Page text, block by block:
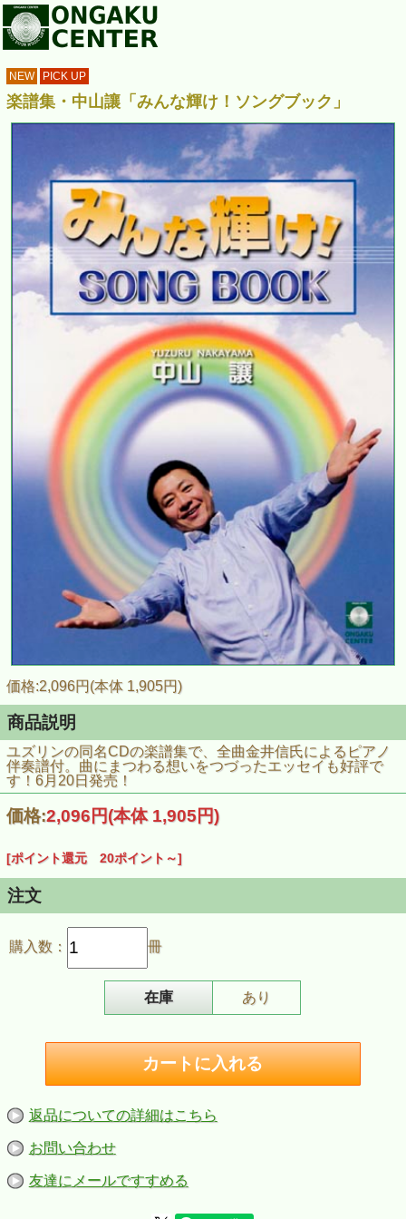
NEW PICK UP
楽譜集・中山讓「みんな輝け！ソングブック」
価格:2,096円(本体 1,905円)
商品説明
ユズリンの同名CDの楽譜集で、全曲金井信氏によるピアノ
伴奏譜付。曲にまつわる想いをつづったエッセイも好評で
す！6月20日発売！
価格:2,096円(本体 1,905円)
[ポイント還元 20ポイント～]
注文
購入数： 冊
在庫 あり
返品についての詳細はこちら
お問い合わせ
友達にメールですすめる